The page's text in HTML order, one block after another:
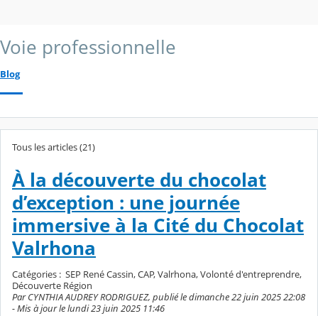
Voie professionnelle
Blog
Tous les articles (21)
À la découverte du chocolat
d’exception : une journée
immersive à la Cité du Chocolat
Valrhona
Catégories : SEP René Cassin, CAP, Valrhona, Volonté d'entreprendre,
Découverte Région
Par CYNTHIA AUDREY RODRIGUEZ, publié le dimanche 22 juin 2025 22:08
- Mis à jour le lundi 23 juin 2025 11:46